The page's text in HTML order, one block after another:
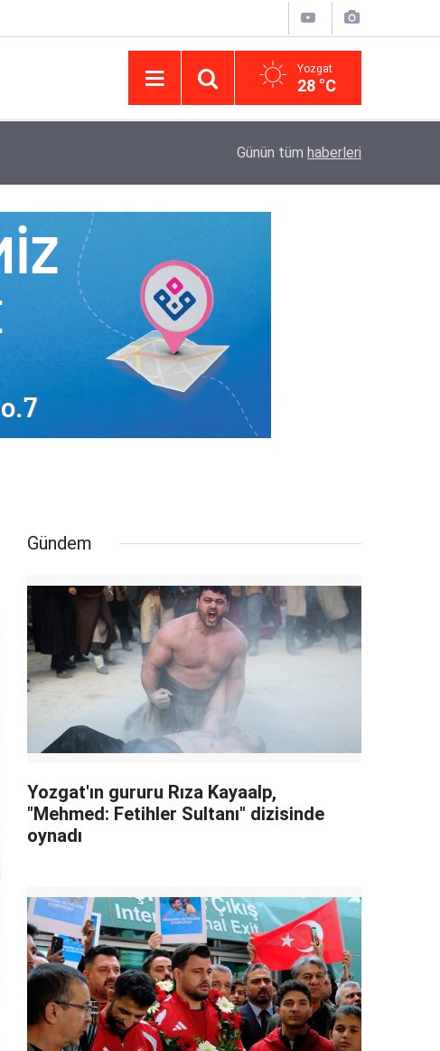
Yozgat
28 °C
Yargıtay’da iletişim hamlesi: Kurumsal
Günün tüm haberleri
Gündem
Yozgat'ın gururu Rıza Kayaalp,
"Mehmed: Fetihler Sultanı" dizisinde
oynadı